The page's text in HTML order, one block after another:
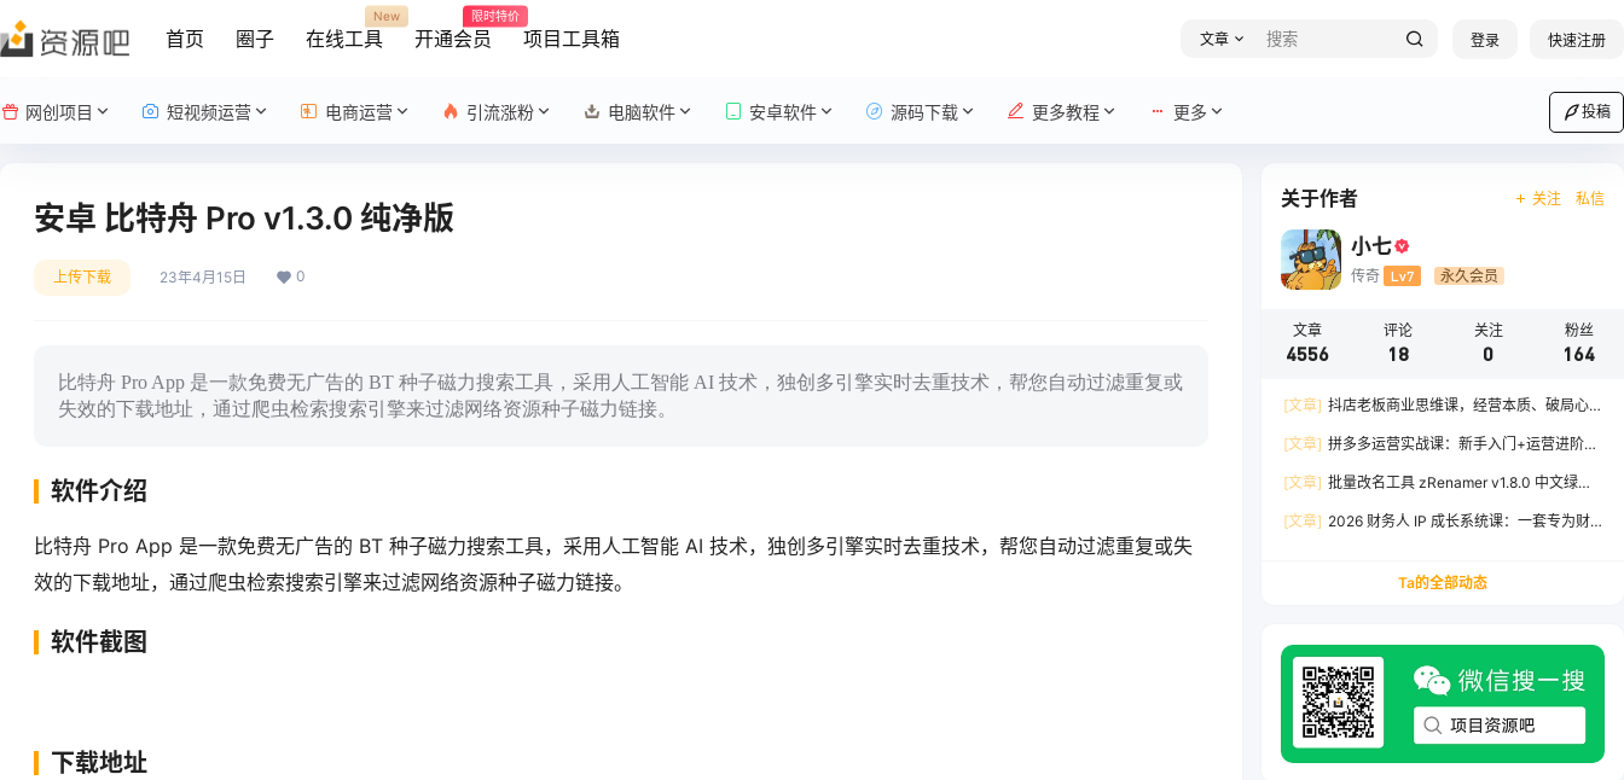
首页 圈子 在线工具
New
开通会员
限时特价
项目工具箱 文章 登录 快速注册
网创项目 短视频运营 电商运营 引流涨粉 电脑软件 安卓软件 源码下载 更多教程 更多 投稿
安卓 比特舟 Pro v1.3.0 纯净版
上传下载 23年4月15日 0
比特舟 Pro App 是一款免费无广告的 BT 种子磁力搜索工具，采用人工智能 AI 技术，独创多引擎实时去重技术，帮您自动过滤重复或
失效的下载地址，通过爬虫检索搜索引擎来过滤网络资源种子磁力链接。
软件介绍
比特舟 Pro App 是一款免费无广告的 BT 种子磁力搜索工具，采用人工智能 AI 技术，独创多引擎实时去重技术，帮您自动过滤重复或失
效的下载地址，通过爬虫检索搜索引擎来过滤网络资源种子磁力链接。
软件截图
下载地址
关于作者 关注 私信
小七
传奇 Lv7 永久会员
文章
4556
评论
18
关注
0
粉丝
164
[文章] 抖店老板商业思维课，经营本质、破局心
增
[文章] 拼多多运营实战课：新手入门+运营进阶、
出百单
[文章] 批量改名工具 zRenamer v1.8.0 中文绿色
[文章] 2026 财务人 IP 成长系统课：一套专为财
Ta的全部动态